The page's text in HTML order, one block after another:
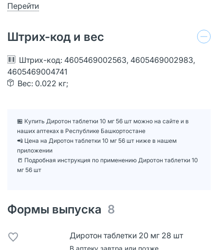
Перейти
Штрих-код и вес
Штрих-код: 4605469002563, 4605469002983,
4605469004741
Вес: 0.022 кг;
🏪 Купить Диротон таблетки 10 мг 56 шт можно на сайте и в
наших аптеках в Республике Башкортостане
📲 Цена на Диротон таблетки 10 мг 56 шт ниже в нашем
приложении
📒 Подробная инструкция по применению Диротон таблетки 10
мг 56 шт
Формы выпуска 8
Диротон таблетки 20 мг 28 шт
В аптеку завтра или позже